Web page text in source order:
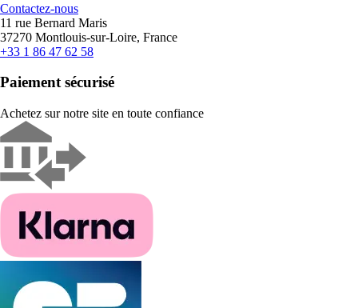
Contactez-nous
11 rue Bernard Maris
37270 Montlouis-sur-Loire, France
+33 1 86 47 62 58
Paiement sécurisé
Achetez sur notre site en toute confiance